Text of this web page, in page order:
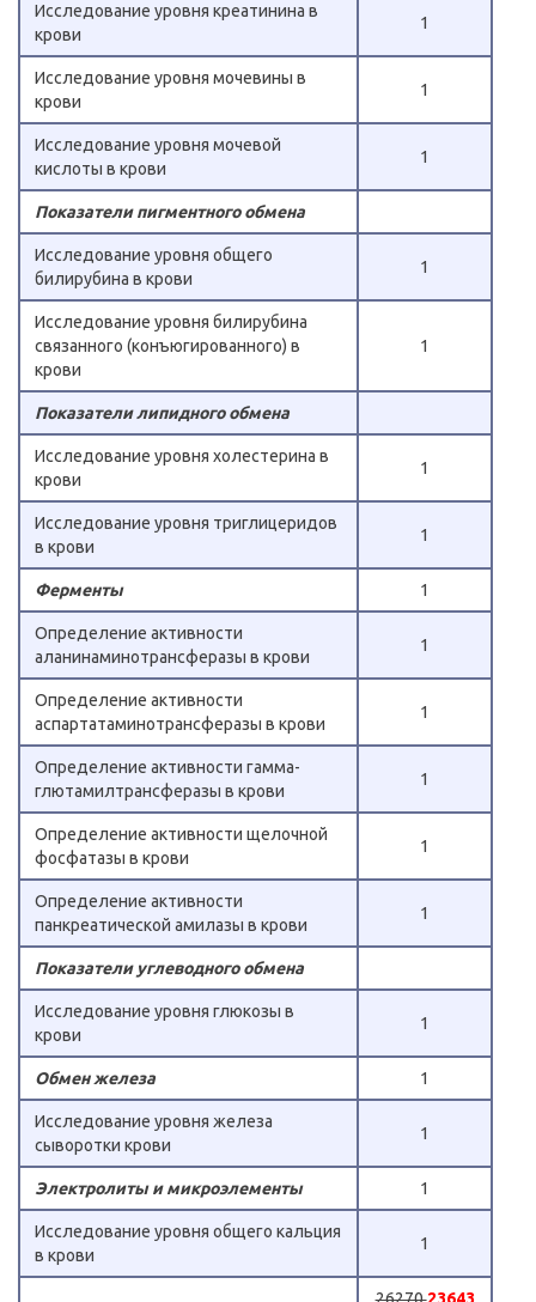
Исследование уровня креатинина в
крови
1
Исследование уровня мочевины в
крови
1
Исследование уровня мочевой
кислоты в крови
1
Показатели пигментного обмена
Исследование уровня общего
билирубина в крови
1
Исследование уровня билирубина
связанного (конъюгированного) в
крови
1
Показатели липидного обмена
Исследование уровня холестерина в
крови
1
Исследование уровня триглицеридов
в крови
1
Ферменты 1
Определение активности
аланинаминотрансферазы в крови
1
Определение активности
аспартатаминотрансферазы в крови
1
Определение активности гамма-
глютамилтрансферазы в крови
1
Определение активности щелочной
фосфатазы в крови
1
Определение активности
панкреатической амилазы в крови
1
Показатели углеводного обмена
Исследование уровня глюкозы в
крови
1
Обмен железа 1
Исследование уровня железа
сыворотки крови
1
Электролиты и микроэлементы 1
Исследование уровня общего кальция
в крови
1